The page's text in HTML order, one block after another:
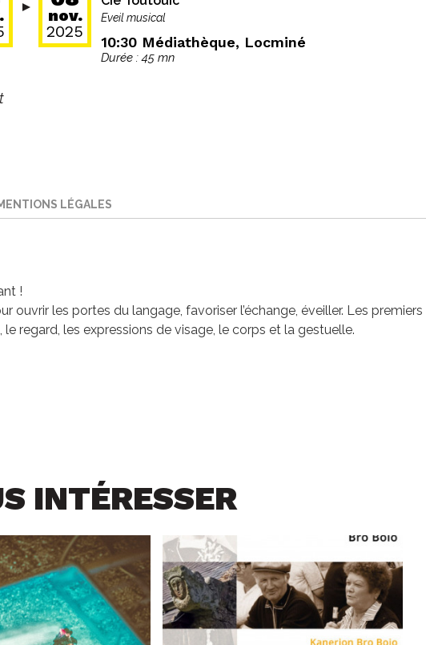
nov.
2025
Eveil musical
10:30 Médiathèque, Locminé
Durée : 45 mn
LÉGALES
!
les portes du langage, favoriser l’échange, éveiller. Les premiers
regard, les expressions de visage, le corps et la gestuelle.
INTÉRESSER